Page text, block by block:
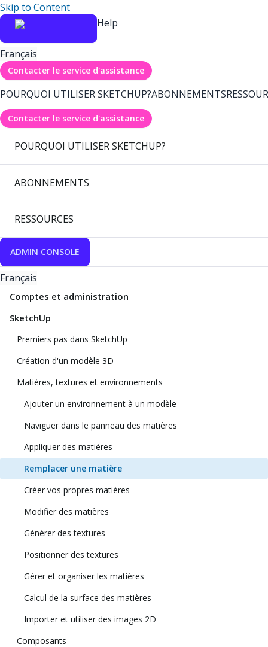
Skip to Content
Help
Français
Contacter le service d'assistance
POURQUOI UTILISER SKETCHUP?ABONNEMENTS
Contacter le service d'assistance
POURQUOI UTILISER SKETCHUP?
ABONNEMENTS
RESSOURCES
ADMIN CONSOLE
Français
Comptes et administration
SketchUp
Premiers pas dans SketchUp
Création d'un modèle 3D
Matières, textures et environnements
Ajouter un environnement à un modèle
Naviguer dans le panneau des matières
Appliquer des matières
Remplacer une matière
Créer vos propres matières
Modifier des matières
Générer des textures
Positionner des textures
Gérer et organiser les matières
Calcul de la surface des matières
Importer et utiliser des images 2D
Composants